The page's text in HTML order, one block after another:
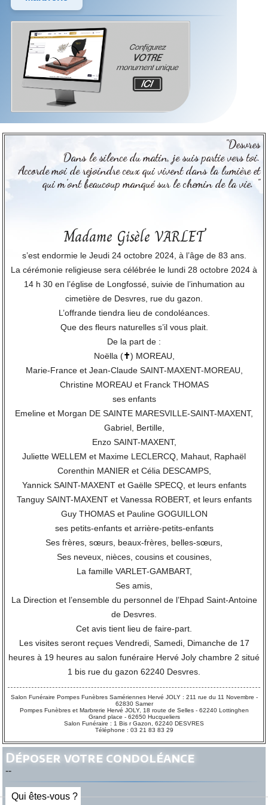
"Desvres
Dans le silence du matin, je suis partie vers toi.
Accorde moi de rejoindre ceux qui vivent dans la lumière et
qui m’ont beaucoup manqué sur le chemin de la vie. "
Madame Gisèle VARLET
s’est endormie le Jeudi 24 octobre 2024, à l’âge de 83 ans.
La cérémonie religieuse sera célébrée le lundi 28 octobre 2024 à
14 h 30 en l’église de Longfossé, suivie de l’inhumation au
cimetière de Desvres, rue du gazon.
L’offrande tiendra lieu de condoléances.
Que des fleurs naturelles s’il vous plait.
De la part de :
Noëlla (✝) MOREAU,
Marie-France et Jean-Claude SAINT-MAXENT-MOREAU,
Christine MOREAU et Franck THOMAS
ses enfants
Emeline et Morgan DE SAINTE MARESVILLE-SAINT-MAXENT,
Gabriel, Bertille,
Enzo SAINT-MAXENT,
Juliette WELLEM et Maxime LECLERCQ, Mahaut, Raphaël
Corenthin MANIER et Célia DESCAMPS,
Yannick SAINT-MAXENT et Gaëlle SPECQ, et leurs enfants
Tanguy SAINT-MAXENT et Vanessa ROBERT, et leurs enfants
Guy THOMAS et Pauline GOGUILLON
ses petits-enfants et arrière-petits-enfants
Ses frères, sœurs, beaux-frères, belles-sœurs,
Ses neveux, nièces, cousins et cousines,
La famille VARLET-GAMBART,
Ses amis,
La Direction et l’ensemble du personnel de l’Ehpad Saint-Antoine
de Desvres.
Cet avis tient lieu de faire-part.
Les visites seront reçues Vendredi, Samedi, Dimanche de 17
heures à 19 heures au salon funéraire Hervé Joly chambre 2 situé
1 bis rue du gazon 62240 Desvres.
Salon Funéraire Pompes Funèbres Samériennes Hervé JOLY : 211 rue du 11 Novembre -
62830 Samer
Pompes Funèbres et Marbrerie Hervé JOLY, 18 route de Selles - 62240 Lottinghen
Grand place - 62650 Hucqueliers
Salon Funéraire : 1 Bis r Gazon, 62240 DESVRES
Téléphone : 03 21 83 83 29
Déposer votre condoléance
--
Qui êtes-vous ?